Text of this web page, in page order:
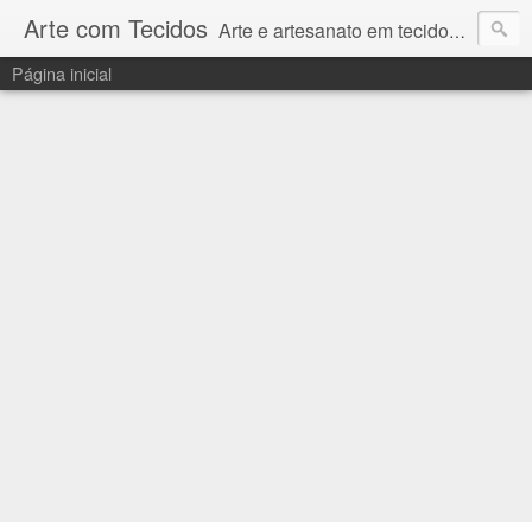
Arte com Tecidos Arte e artesanato em tecidos e sintéticos. Um catálogo incrível de tutoriais escritos e gravados em vídeos por artesãos e artesãs do Brasil e do Exterior e também vídeos autorais sobre modelagem em Corel Draw
Página inicial